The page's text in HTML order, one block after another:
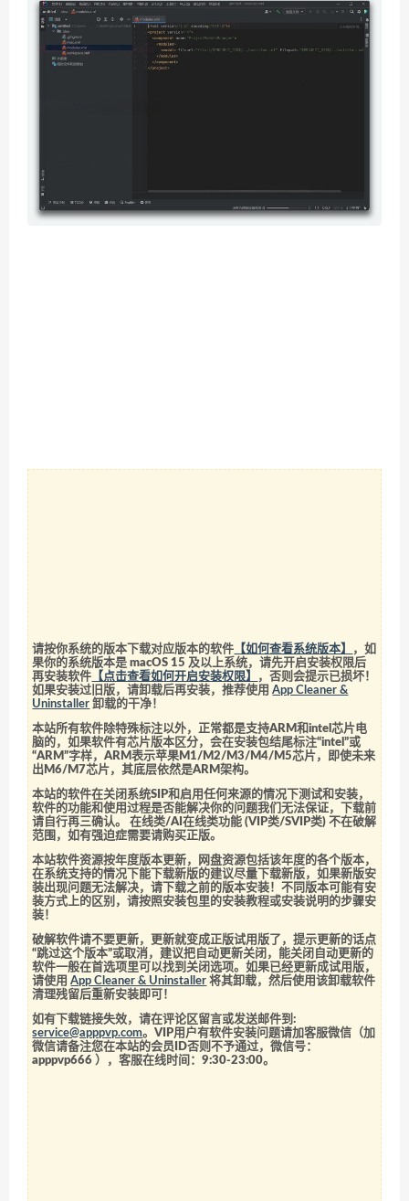
请按你系统的版本下载对应版本的软件 【如何查看系统版本】
，如
果你的系统版本是 macOS 15 及以上系统，请先开启安装权限后
再安装软件 【点击查看如何开启安装权限】
，否则会提示已损坏！
如果安装过旧版，请卸载后再安装，推荐使用App Cleaner &
Uninstaller 卸载的干净！
本站所有软件除特殊标注以外，正常都是支持ARM和intel芯片电
脑的，如果软件有芯片版本区分，会在安装包结尾标注“intel”或
“ARM”字样，ARM表示苹果M1/M2/M3/M4/M5芯片，即使未来
出M6/M7芯片，其底层依然是ARM架构。
本站的软件在关闭系统SIP和启用任何来源的情况下测试和安装，
软件的功能和使用过程是否能解决你的问题我们无法保证，下载前
请自行再三确认。 在线类/AI在线类功能 (VIP类/SVIP类) 不在破解
范围，如有强迫症需要请购买正版。
本站软件资源按年度版本更新，网盘资源包括该年度的各个版本，
在系统支持的情况下能下载新版的建议尽量下载新版，如果新版安
装出现问题无法解决，请下载之前的版本安装！不同版本可能有安
装方式上的区别，请按照安装包里的安装教程或安装说明的步骤安
装！
破解软件请不要更新，更新就变成正版试用版了，提示更新的话点
“跳过这个版本”或取消，建议把自动更新关闭，能关闭自动更新的
软件一般在首选项里可以找到关闭选项。如果已经更新成试用版，
请使用App Cleaner & Uninstaller 将其卸载，然后使用该卸载软件
清理残留后重新安装即可！
如有下载链接失效，请在评论区留言或发送邮件到:
service@apppvp.com。VIP用户有软件安装问题请加客服微信（加
微信请备注您在本站的会员ID否则不予通过，微信号：
apppvp666 ），客服在线时间：9:30-23:00。